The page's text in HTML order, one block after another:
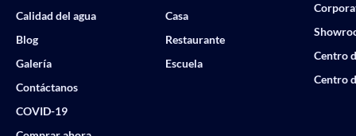
Calidad del agua
Blog
Galería
Contáctanos
COVID-19
Casa
Restaurante
Escuela
Centro
Centro